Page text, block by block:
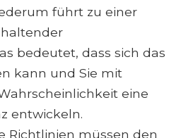
führt zu einer
bedeutet, dass sich das
kann und Sie mit
eine
entwickeln.
Richtlinien müssen den